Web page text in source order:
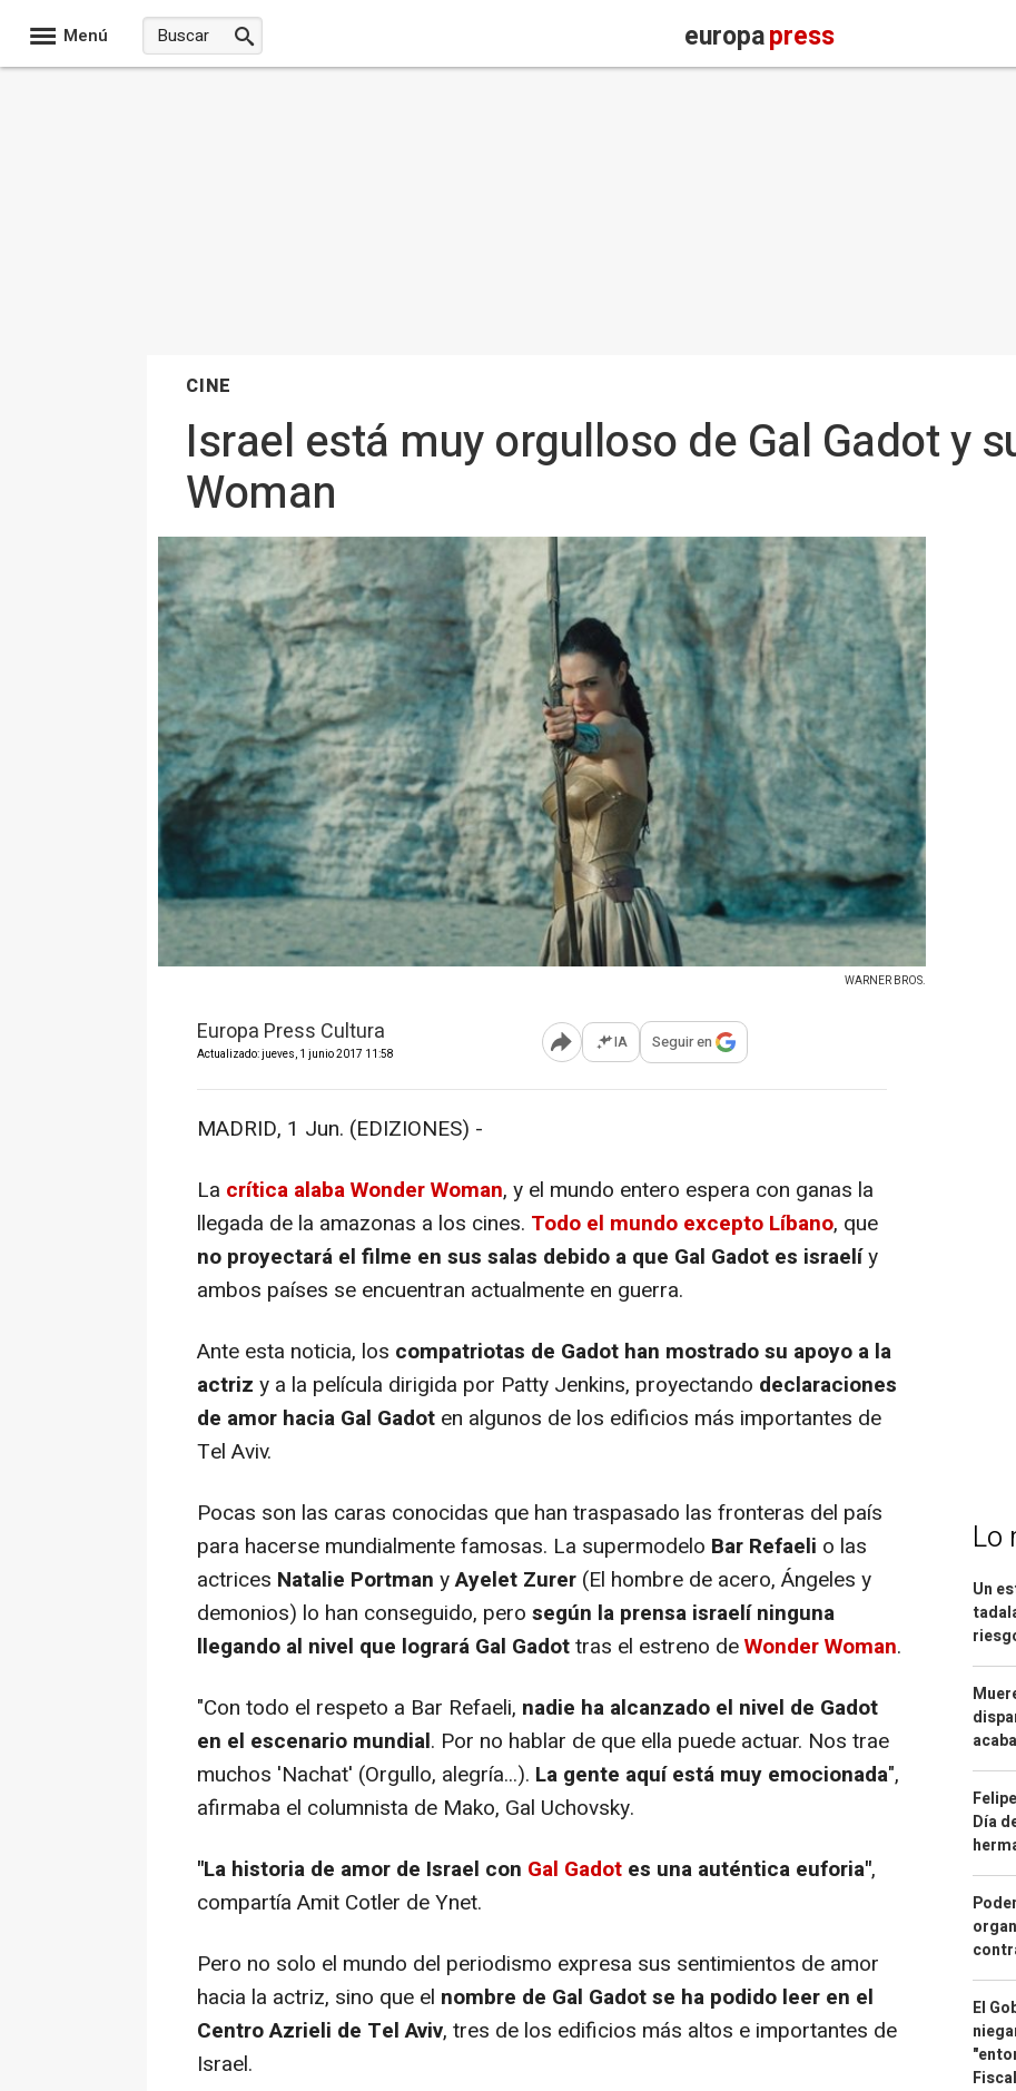
Menú europapress
CINE
Israel está muy orgulloso de Gal Gadot y
Woman
WARNER BROS.
Europa Press Cultura
Actualizado: jueves, 1 junio 2017 11:58 Abrir opciones para compartir
IA Seguir en
MADRID, 1 Jun. (EDIZIONES) -
La crítica alabaWonder Woman, y el mundo entero espera con ganas la
llegada de la amazonas a los cines. Todo el mundo excepto Líbano, que
no proyectará el filme en sus salas debido a que Gal Gadot es israelíy
ambos países se encuentran actualmente en guerra.
Ante esta noticia, los compatriotas de Gadot han mostrado su apoyo a la
actriz y a la película dirigida por Patty Jenkins, proyectando declaraciones
de amor hacia Gal Gadot en algunos de los edificios más importantes de
Tel Aviv.
Pocas son las caras conocidas que han traspasado las fronteras del país
para hacerse mundialmente famosas. La supermodelo Bar Refaeli o las
actrices Natalie Portman yAyelet Zurer (El hombre de acero, Ángeles y
demonios) lo han conseguido, pero según la prensa israelí ninguna
llegando al nivel que logrará Gal Gadottras el estreno deWonder Woman.
"Con todo el respeto a Bar Refaeli, nadie ha alcanzado el nivel de Gadot
en el escenario mundial. Por no hablar de que ella puede actuar. Nos trae
muchos 'Nachat' (Orgullo, alegría...). La gente aquí está muy emocionada",
afirmaba el columnista de Mako, Gal Uchovsky.
"La historia de amor de Israel con Gal Gadot es una auténtica euforia",
compartía Amit Cotler de Ynet.
Pero no solo el mundo del periodismo expresa sus sentimientos de amor
hacia la actriz, sino que el nombre de Gal Gadot se ha podido leer en el
Centro Azrieli de Tel Aviv, tres de los edificios más altos e importantes de
Israel.
Lo
Un
Día
El